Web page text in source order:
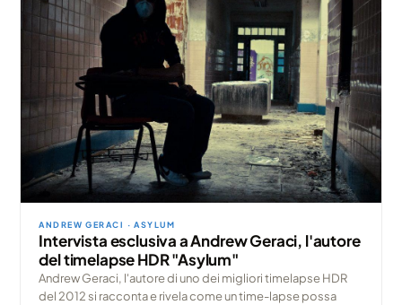
ANDREW GERACI · ASYLUM
Intervista esclusiva a Andrew Geraci, l'autore
del timelapse HDR "Asylum"
Andrew Geraci, l'autore di uno dei migliori timelapse HDR
del 2012 si racconta e rivela come un time-lapse possa